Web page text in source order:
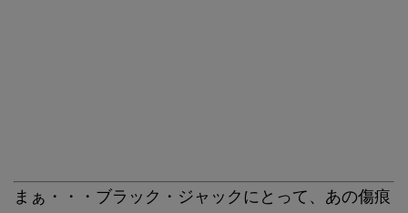
まぁ・・・ブラック・ジャックにとって、あの傷痕